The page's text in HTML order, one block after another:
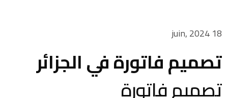
18 juin, 2024
تصميم فاتورة في الجزائر
تصميم فاتورة